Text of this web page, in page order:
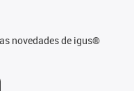
novedades de igus®